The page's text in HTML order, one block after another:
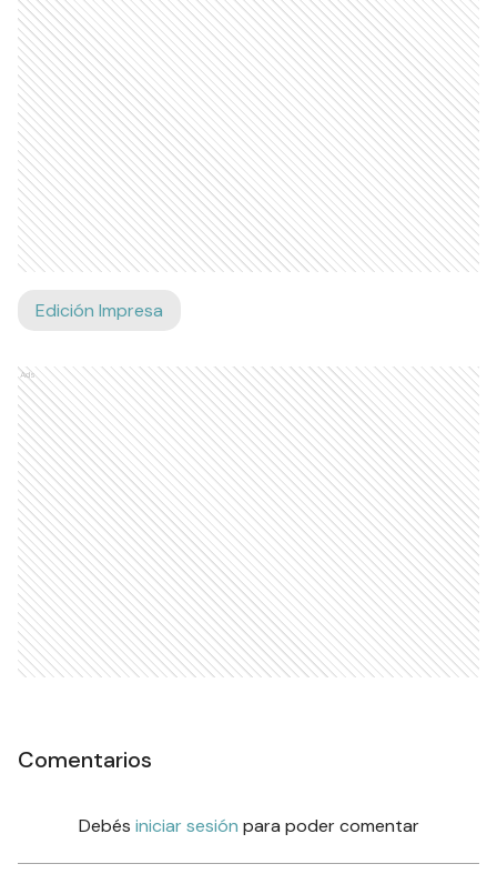
Edición Impresa
Ads
Comentarios
Debés iniciar sesión para poder comentar